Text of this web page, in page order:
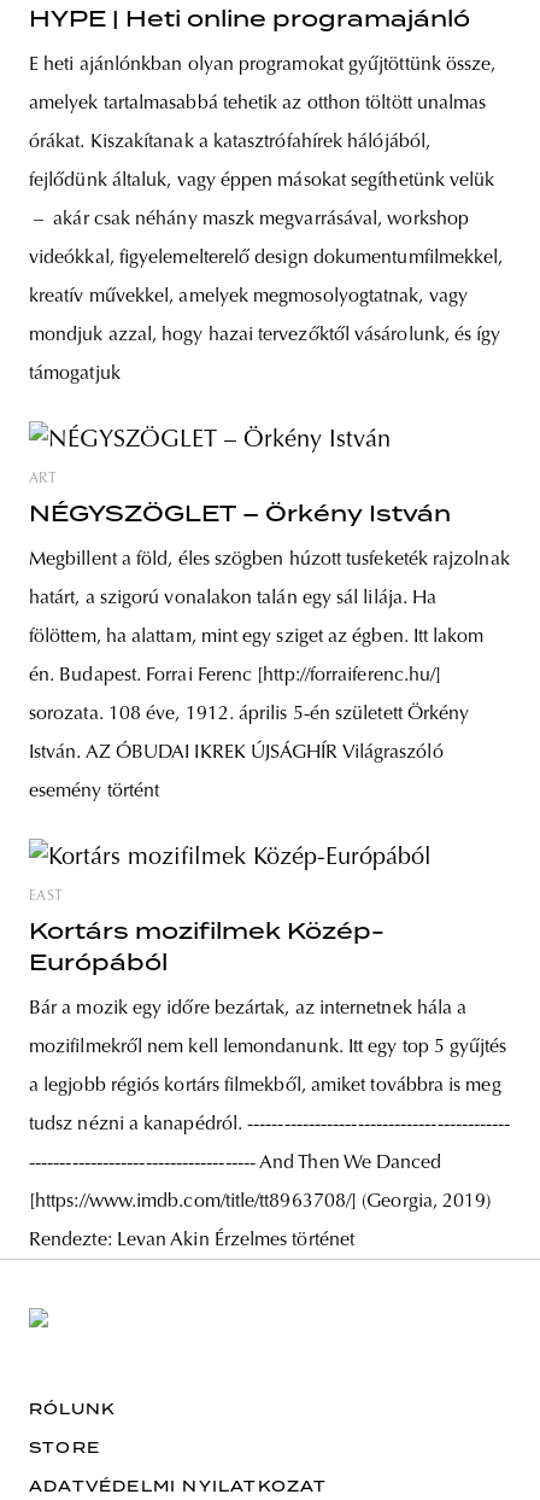
HYPE | Heti online programajánló
E heti ajánlónkban olyan programokat gyűjtöttünk össze,
amelyek tartalmasabbá tehetik az otthon töltött unalmas
órákat. Kiszakítanak a katasztrófahírek hálójából,
fejlődünk általuk, vagy éppen másokat segíthetünk velük
– akár csak néhány maszk megvarrásával, workshop
videókkal, figyelemelterelő design dokumentumfilmekkel,
kreatív művekkel, amelyek megmosolyogtatnak, vagy
mondjuk azzal, hogy hazai tervezőktől vásárolunk, és így
támogatjuk
ART
NÉGYSZÖGLET – Örkény István
Megbillent a föld, éles szögben húzott tusfeketék rajzolnak
határt, a szigorú vonalakon talán egy sál lilája. Ha
fölöttem, ha alattam, mint egy sziget az égben. Itt lakom
én. Budapest. Forrai Ferenc [http://forraiferenc.hu/]
sorozata. 108 éve, 1912. április 5-én született Örkény
István. AZ ÓBUDAI IKREK ÚJSÁGHÍR Világraszóló
esemény történt
EAST
Kortárs mozifilmek Közép-
Európából
Bár a mozik egy időre bezártak, az internetnek hála a
mozifilmekről nem kell lemondanunk. Itt egy top 5 gyűjtés
a legjobb régiós kortárs filmekből, amiket továbbra is meg
tudsz nézni a kanapédról. -------------------------------------------
------------------------------------- And Then We Danced
[https://www.imdb.com/title/tt8963708/] (Georgia, 2019)
Rendezte: Levan Akin Érzelmes történet
RÓLUNK
STORE
ADATVÉDELMI NYILATKOZAT